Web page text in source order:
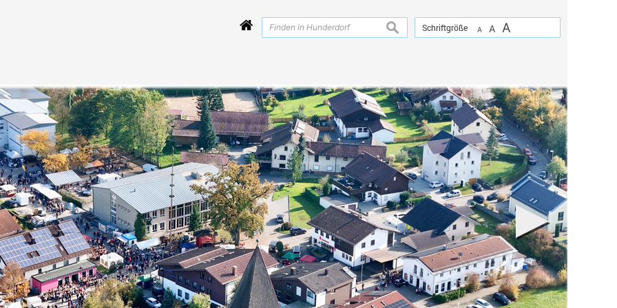
Schriftgröße A A A
suchen